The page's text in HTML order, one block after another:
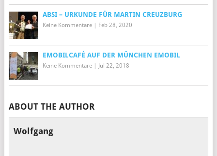
ABSI – URKUNDE FÜR MARTIN CREUZBURG
Keine Kommentare| Feb 28, 2020
EMOBILCAFÉ AUF DER MÜNCHEN EMOBIL
Keine Kommentare| Jul 22, 2018
ABOUT THE AUTHOR
Wolfgang